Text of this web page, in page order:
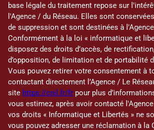
base légale du traitement repose sur
l'Agence / du Réseau. Elles sont
de suppression et sont destinées à
Conformément à la loi « informatique et
disposez des droits d’accès, de
d’opposition, de limitation et de portabilité
Vous pouvez retirer votre consentement à
contactant directement l’Agence / Le
site https://cnil.fr/fr pour plus
vous estimez, après avoir contacté
vos droits « Informatique et Libertés » ne
vous pouvez adresser une réclamation à la